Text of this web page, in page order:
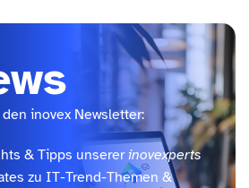
inovex Newsletter:
& Tipps unserer inovexperts
zu IT-Trend-Themen &